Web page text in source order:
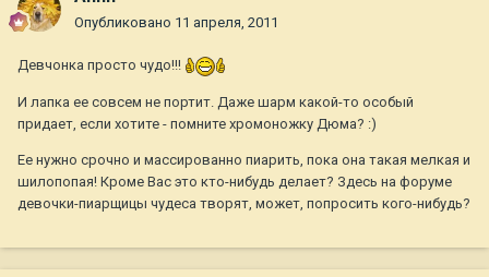
Опубликовано 11 апреля, 2011
Девчонка просто чудо!!!
И лапка ее совсем не портит. Даже шарм какой-то особый
придает, если хотите - помните хромоножку Дюма? :)
Ее нужно срочно и массированно пиарить, пока она такая мелкая и
шилопопая! Кроме Вас это кто-нибудь делает? Здесь на форуме
девочки-пиарщицы чудеса творят, может, попросить кого-нибудь?